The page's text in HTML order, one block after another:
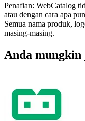
Penafian: WebCatalog
atau dengan cara apa
Semua nama produk,
masing-masing.
Anda mungkin